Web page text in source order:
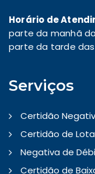
Horário de
parte da manhã
parte da tarde das
Serviços
Certidão
Certidão de
Negativa de
Certidão de